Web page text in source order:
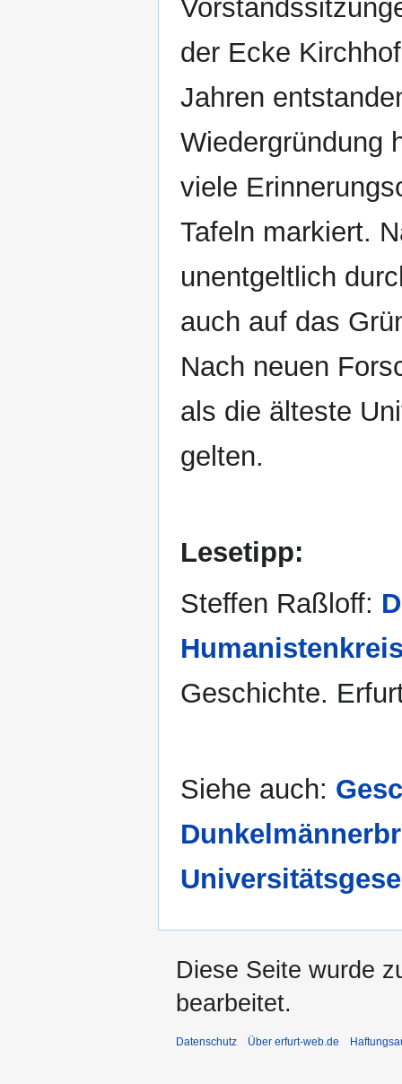
der Ecke
Jahren
Wiedergründung
viele
Tafeln markiert.
unentgeltlich
auch auf das
Nach neuen
als die älteste
gelten.
Lesetipp:
Steffen Raßloff:
Geschichte.
Siehe auch:
Diese Seite wurde
bearbeitet.
Datenschutz Über erfurt-web.de